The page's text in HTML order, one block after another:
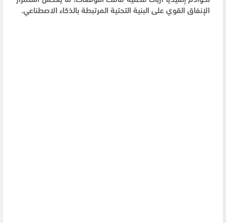
الإنفاق القوي على البنية التحتية المرتبطة بالذكاء الاصطناعي.